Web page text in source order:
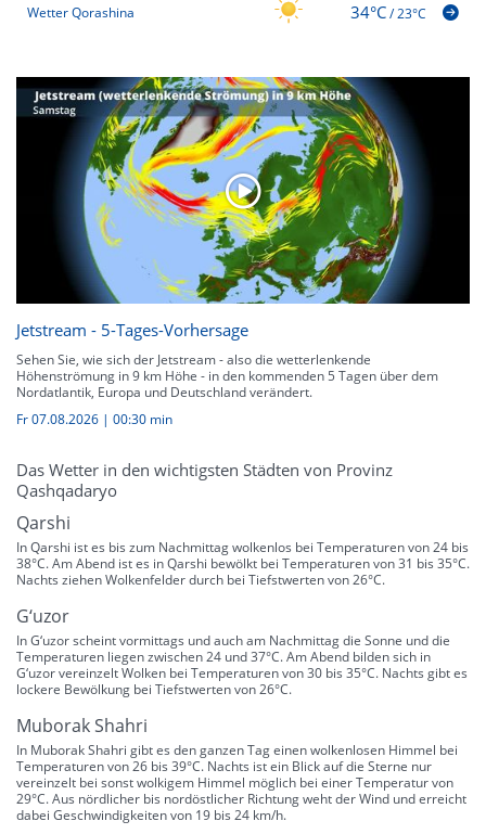
Wetter Qorashina 34°C/23°C
Jetstream - 5-Tages-Vorhersage
Sehen Sie, wie sich der Jetstream - also die wetterlenkende
Höhenströmung in 9 km Höhe - in den kommenden 5 Tagen über dem
Nordatlantik, Europa und Deutschland verändert.
Fr 07.08.2026 | 00:30 min
Das Wetter in den wichtigsten Städten von Provinz
Qashqadaryo
Qarshi
In Qarshi ist es bis zum Nachmittag wolkenlos bei Temperaturen von 24 bis
38°C. Am Abend ist es in Qarshi bewölkt bei Temperaturen von 31 bis 35°C.
Nachts ziehen Wolkenfelder durch bei Tiefstwerten von 26°C.
G‘uzor
In G‘uzor scheint vormittags und auch am Nachmittag die Sonne und die
Temperaturen liegen zwischen 24 und 37°C. Am Abend bilden sich in
G‘uzor vereinzelt Wolken bei Temperaturen von 30 bis 35°C. Nachts gibt es
lockere Bewölkung bei Tiefstwerten von 26°C.
Muborak Shahri
In Muborak Shahri gibt es den ganzen Tag einen wolkenlosen Himmel bei
Temperaturen von 26 bis 39°C. Nachts ist ein Blick auf die Sterne nur
vereinzelt bei sonst wolkigem Himmel möglich bei einer Temperatur von
29°C. Aus nördlicher bis nordöstlicher Richtung weht der Wind und erreicht
dabei Geschwindigkeiten von 19 bis 24 km/h.